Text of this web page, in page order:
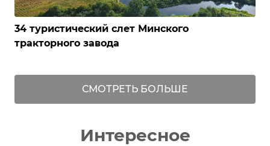
34 туристический слет Минского
тракторного завода
СМОТРЕТЬ БОЛЬШЕ
Интересное